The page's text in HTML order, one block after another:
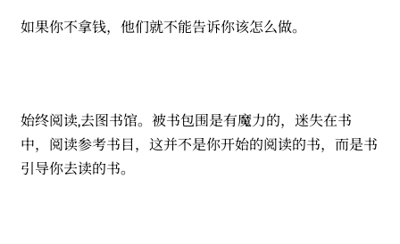
如果你不拿钱，他们就不能告诉你该怎么做。
始终阅读,去图书馆。被书包围是有魔力的，迷失在书
中，阅读参考书目，这并不是你开始的阅读的书，而是书
引导你去读的书。